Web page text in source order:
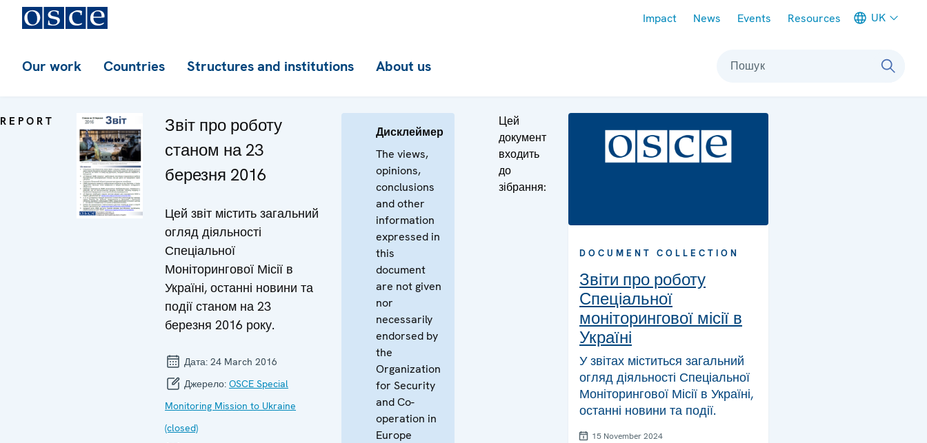
Impact News Events Resources UK
Our work Countries Structures and institutions About us Пошук
REPORT
Звіт про роботу
станом на 23
березня 2016
Цей звіт містить загальний
огляд діяльності
Спеціальної
Моніторингової Місії в
Україні, останні новини та
події станом на 23
березня 2016 року.
Дата: 24 March 2016
Джерело: OSCE Special
Monitoring Mission to Ukraine
(closed)
Дисклеймер
The views,
opinions,
conclusions
and other
information
expressed in
this
document
are not given
nor
necessarily
endorsed by
the
Organization
for Security
and Co-
operation in
Europe
Цей
документ
входить
до
зібрання:
DOCUMENT COLLECTION
Звіти про роботу
Спеціальної
моніторингової місії в
Україні
У звітах міститься загальний
огляд діяльності Спеціальної
Моніторингової Місії в Україні,
останні новини та події.
15 November 2024